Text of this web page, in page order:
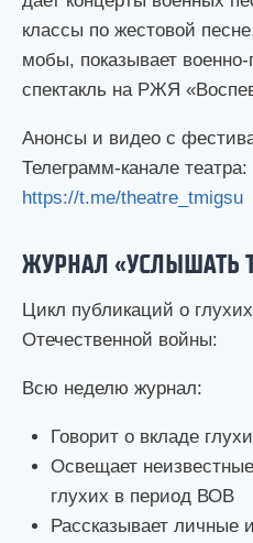
классы по жестовой
мобы, показывает военно-
спектакль на РЖЯ
Анонсы и видео с
Телеграмм-канале театра:
https://t.me/theatre_tmigsu
ЖУРНАЛ «УСЛЫШАТЬ
Цикл публикаций о
Отечественной войны:
Всю неделю журнал:
Говорит о вкладе
Освещает
глухих в период ВОВ
Рассказывает личные